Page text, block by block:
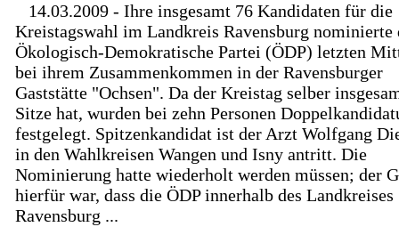
14.03.2009 - Ihre insgesamt 76 Kandidaten für die
Kreistagswahl im Landkreis Ravensburg nominierte
Ökologisch-Demokratische Partei (ÖDP) letzten
bei ihrem Zusammenkommen in der Ravensburger
Gaststätte "Ochsen". Da der Kreistag selber
Sitze hat, wurden bei zehn Personen
festgelegt. Spitzenkandidat ist der Arzt Wolfgang
in den Wahlkreisen Wangen und Isny antritt. Die
Nominierung hatte wiederholt werden müssen; der
hierfür war, dass die ÖDP innerhalb des Landkreises
Ravensburg ...